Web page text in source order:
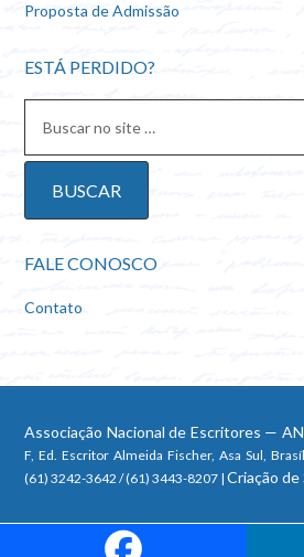
Proposta de Admissão
ESTÁ PERDIDO?
FALE CONOSCO
Contato
Associação Nacional de Escritores —
F, Ed. Escritor Almeida Fischer, Asa Sul,
(61) 3242-3642 / (61) 3443-8207 |Criação de